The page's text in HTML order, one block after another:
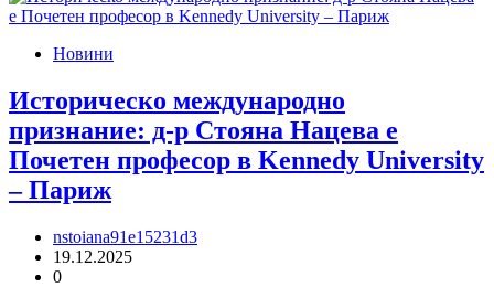
Новини
Историческо международно
признание: д-р Стояна Нацева е
Почетен професор в Kennedy University
– Париж
nstoiana91e15231d3
19.12.2025
0